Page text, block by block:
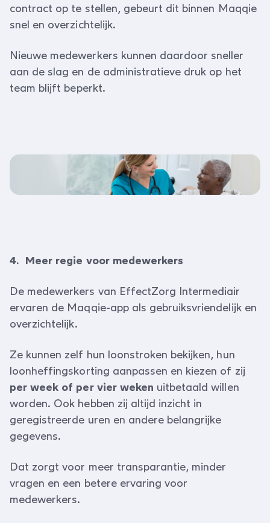
contract op te stellen, gebeurt dit binnen Maqqie
snel en overzichtelijk.
Nieuwe medewerkers kunnen daardoor sneller
aan de slag en de administratieve druk op het
team blijft beperkt.
4. Meer regie voor medewerkers
De medewerkers van EffectZorg Intermediair
ervaren de Maqqie-app als gebruiksvriendelijk en
overzichtelijk.
Ze kunnen zelf hun loonstroken bekijken, hun
loonheffingskorting aanpassen en kiezen of zij
per week of per vier weken uitbetaald willen
worden. Ook hebben zij altijd inzicht in
geregistreerde uren en andere belangrijke
gegevens.
Dat zorgt voor meer transparantie, minder
vragen en een betere ervaring voor
medewerkers.